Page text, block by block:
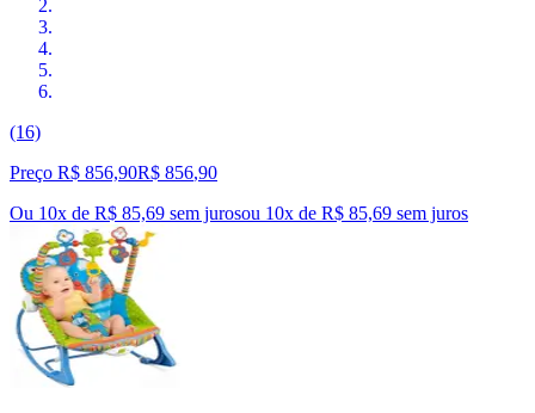
(16)
Preço R$ 856,90R$ 856,90
Ou 10x de R$ 85,69 sem jurosou 10x de R$ 85,69 sem juros